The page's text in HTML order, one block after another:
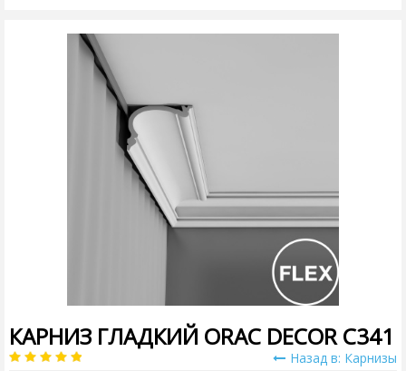
КАРНИЗ ГЛАДКИЙ ORAC DECOR C341
Назад в: Карнизы